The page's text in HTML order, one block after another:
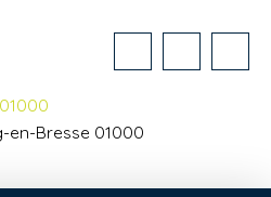
en-Bresse 01000